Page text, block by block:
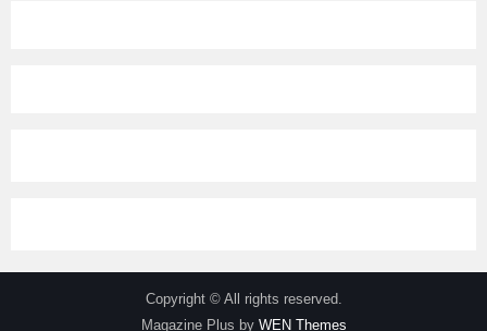
Copyright © All rights reserved.
Magazine Plus by WEN Themes